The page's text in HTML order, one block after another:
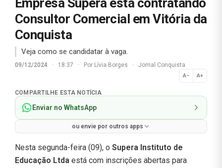
Consultor Comercial em Vitória da
Conquista
Veja como se candidatar à vaga.
09/12/2024 · 18:37 · Por Lívia Borges · Jornal Conquista
A− A+
Normal
COMPARTILHE ESTA NOTÍCIA
Enviar no WhatsApp
ou envie por outros apps
Nesta segunda-feira (09), o Supera Instituto de
Educação Ltda está com inscrições abertas para